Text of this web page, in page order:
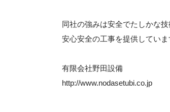
同社の強みは安全でたしかな
安心安全の工事を提供してい
有限会社野田設備
http://www.nodasetubi.co.jp